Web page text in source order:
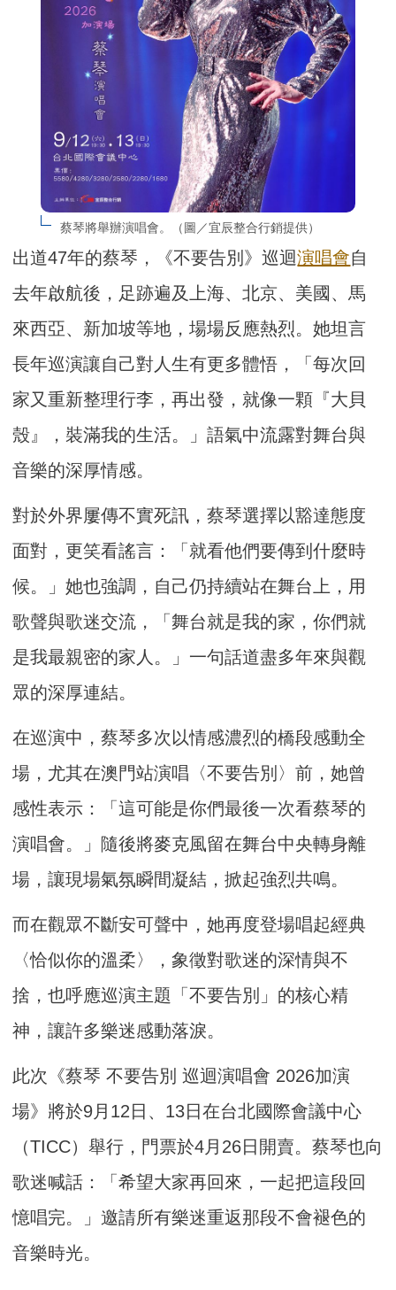
蔡琴將舉辦演唱會。（圖／宜辰整合行銷提供）
出道47年的蔡琴，《不要告別》巡迴演唱會自
去年啟航後，足跡遍及上海、北京、美國、馬
來西亞、新加坡等地，場場反應熱烈。她坦言
長年巡演讓自己對人生有更多體悟，「每次回
家又重新整理行李，再出發，就像一顆『大貝
殼』，裝滿我的生活。」語氣中流露對舞台與
音樂的深厚情感。
對於外界屢傳不實死訊，蔡琴選擇以豁達態度
面對，更笑看謠言：「就看他們要傳到什麼時
候。」她也強調，自己仍持續站在舞台上，用
歌聲與歌迷交流，「舞台就是我的家，你們就
是我最親密的家人。」一句話道盡多年來與觀
眾的深厚連結。
在巡演中，蔡琴多次以情感濃烈的橋段感動全
場，尤其在澳門站演唱〈不要告別〉前，她曾
感性表示：「這可能是你們最後一次看蔡琴的
演唱會。」隨後將麥克風留在舞台中央轉身離
場，讓現場氣氛瞬間凝結，掀起強烈共鳴。
而在觀眾不斷安可聲中，她再度登場唱起經典
〈恰似你的溫柔〉，象徵對歌迷的深情與不
捨，也呼應巡演主題「不要告別」的核心精
神，讓許多樂迷感動落淚。
此次《蔡琴 不要告別 巡迴演唱會 2026加演
場》將於9月12日、13日在台北國際會議中心
（TICC）舉行，門票於4月26日開賣。蔡琴也向
歌迷喊話：「希望大家再回來，一起把這段回
憶唱完。」邀請所有樂迷重返那段不會褪色的
音樂時光。